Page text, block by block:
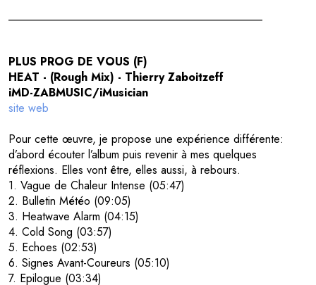
PLUS PROG DE VOUS (F)
HEAT - (Rough Mix) - Thierry Zaboitzeff
iMD-ZABMUSIC/iMusician
site web
Pour cette œuvre, je propose une expérience différente:
d’abord écouter l’album puis revenir à mes quelques
réflexions. Elles vont être, elles aussi, à rebours.
1. Vague de Chaleur Intense (05:47)
2. Bulletin Météo (09:05)
3. Heatwave Alarm (04:15)
4. Cold Song (03:57)
5. Echoes (02:53)
6. Signes Avant-Coureurs (05:10)
7. Epilogue (03:34)